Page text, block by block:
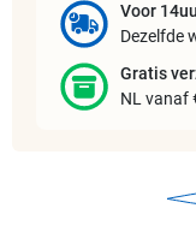
Voor
Dezelfde
Gratis
NL vanaf